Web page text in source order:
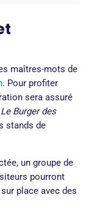
maîtres-mots de
. Pour profiter
sera assuré
Le Burger des
stands de
un groupe de
pourront
place avec des